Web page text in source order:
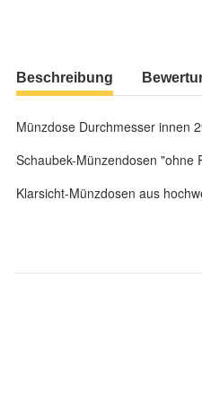
Beschreibung
Münzdose Durchmesser innen
Schaubek-Münzendosen "ohne
Klarsicht-Münzdosen aus